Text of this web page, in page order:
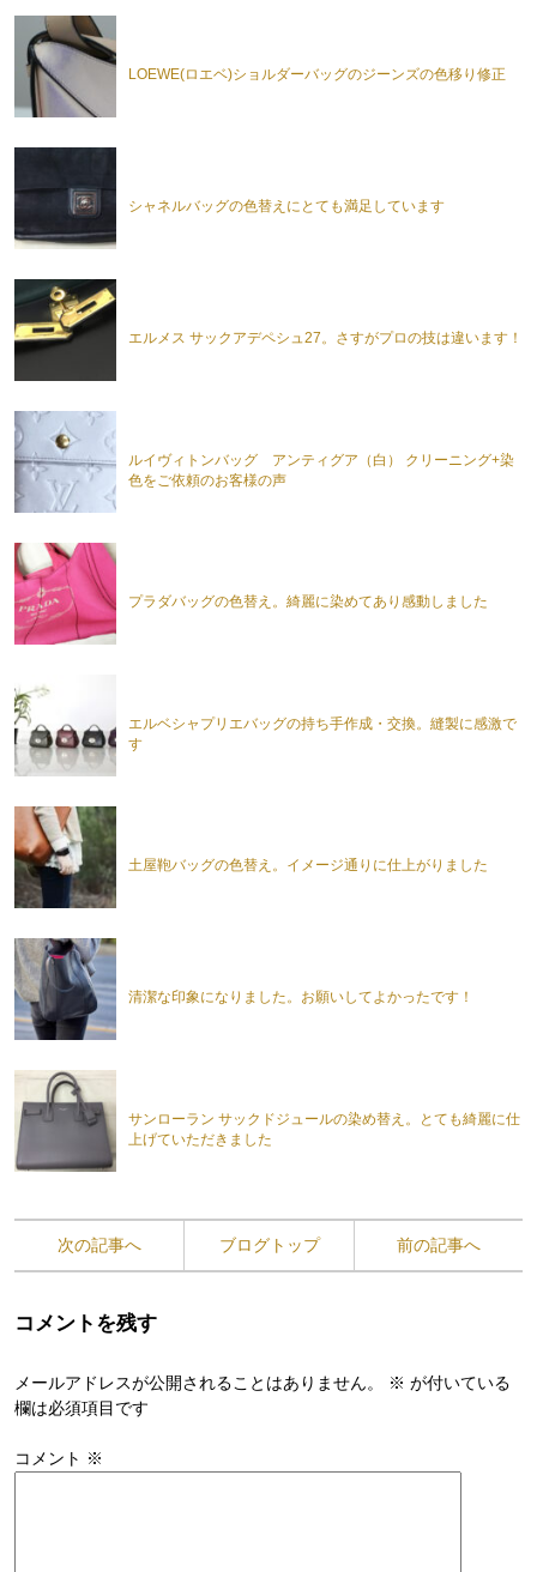
LOEWE(ロエベ)ショルダーバッグのジーンズの色移り修正
シャネルバッグの色替えにとても満足しています
エルメス サックアデペシュ27。さすがプロの技は違います！
ルイヴィトンバッグ アンティグア（白） クリーニング+染
色をご依頼のお客様の声
プラダバッグの色替え。綺麗に染めてあり感動しました
エルベシャプリエバッグの持ち手作成・交換。縫製に感激で
す
土屋鞄バッグの色替え。イメージ通りに仕上がりました
清潔な印象になりました。お願いしてよかったです！
サンローラン サックドジュールの染め替え。とても綺麗に仕
上げていただきました
次の記事へ ブログトップ 前の記事へ
コメントを残す
メールアドレスが公開されることはありません。 ※ が付いている
欄は必須項目です
コメント ※